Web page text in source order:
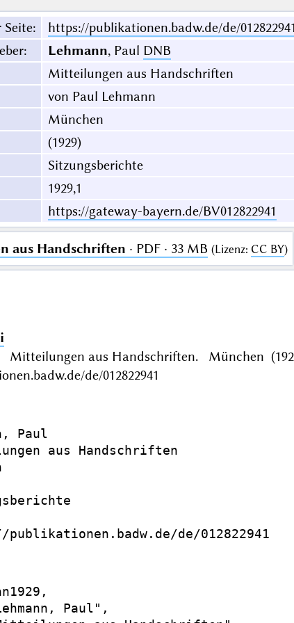
Seite:
https://publikationen.badw.de/de/
: Lehmann, Paul DNB
Mitteilungen aus Handschriften
von Paul Lehmann
München
(1929)
Sitzungsberichte
1929,1
https://gateway-bayern.de/BV012822941
aus Handschriften · PDF · 33 MB (Lizenz: CC BY)
Mitteilungen aus Handschriften. München
de/012822941
Paul
aus Handschriften
de/012822941
Paul",